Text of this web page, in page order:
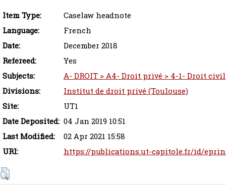
Item Type:
Caselaw headnote
Language:
French
Date:
December 2018
Refereed:
Yes
Subjects:
A- DROIT > A4- Droit privé > 4-1- Droit civil
Divisions:
Institut de droit privé (Toulouse)
Site:
UT1
Date Deposited: 04 Jan 2019 10:51
Last Modified:
02 Apr 2021 15:58
URI:
https://publications.ut-capitole.fr/id/